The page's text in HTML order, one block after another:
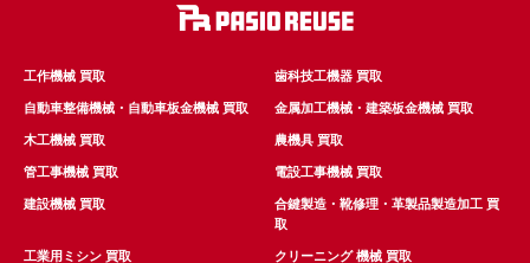
工作機械 買取 歯科技工機器 買取
自動車整備機械・自動車板金機械 買取 金属加工機械・建築板金機械 買取
木工機械 買取 農機具 買取
管工事機械 買取 電設工事機械 買取
建設機械 買取
合鍵製造・靴修理・革製品製造加工 買
取
工業用ミシン 買取 クリーニング 機械 買取